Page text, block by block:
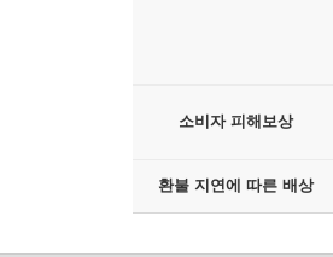
소비자 피해보상
환불 지연에 따른 배상